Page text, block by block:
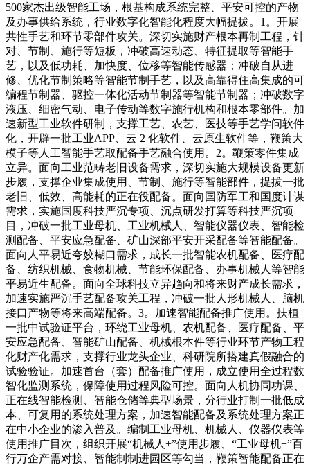
500家杰出级智能工场，根基构成系统完整、平安可控的产物
及办事供给系统，行业数字化智能化程度大幅提拔。1。开展
共性手艺和环节零部件攻关。深切实施财产根本再制工程，针
对、节制、施行等短板，冲破高速动态、特征提取等智能手
艺，以及低功耗、加快度、位移等智能传感器；冲破自从进
修、优化节制策略等智能节制手艺，以及高靠得住高集成的可
编程节制器、驱控一体化活动节制器等智能节制器；冲破数字
液压、细密气动、电子传动等数字施行机构和根本零部件。加
速新型工业软件研制，支撑工艺、农艺、医技等手艺学问软件
化，开辟一批工业APP、云 2 化软件、云原生软件等，鞭策大
模子等人工智能手艺取配备手艺融合使用。2。鞭策零件集成
立异。面向工业范畴老旧设备需求，深切实施大规模设备更新
步履，支撑企业集成使用、节制、施行等智能部件，提拔一批
老旧、低效、高能耗的正在役配备。面向国防军工和国度计谋
需求，实施国度科技严沉专项、沉点研发打算等科技严沉项
目，冲破一批工业母机、工业机械人、智能仪器仪表、智能检
测配备、平安应急配备、矿山深部平安开采配备等智能配备。
面向人平易近夸姣糊口需求，成长一批智能农机配备、医疗配
备、纺织机械、食物机械、节能环保配备、办事机械人等智能
平易近生配备。面向全球科技立异趋向和将来财产成长需求，
加速实施严沉手艺配备攻关工程，冲破一批人形机械人、脑机
接口产物等将来高端配备。3。加速智能配备推广使用。扶植
一批中试验证平台，环绕工业母机、农机配备、医疗配备、平
安应急配备、智能矿山配备、机械根本件等行业环节产物工程
化财产化需求，支撑行业龙头企业、科研院所搭建真假融合的
试验验证。加速首台（套）配备推广使用，成立使用全过程数
智化监测系统，保障使用过程风险可控。面向人机协同功课、
正在线智能检测、智能仓储等典型场景，分行业打制一批低成
本、可复用的系统处理方案，加速智能配备及系统处理方案正
在中小企业的渗入普及。编制工业母机、机械人、仪器仪表等
使用推广目次，组织开展“机械人+”使用步履、“工业母机+”百
行万企产需对接、智能制制进园区等勾当，鞭策智能配备正在